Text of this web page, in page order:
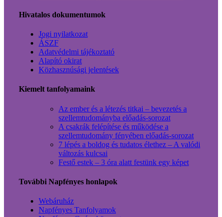
Hivatalos dokumentumok
Jogi nyilatkozat
ÁSZF
Adatvédelmi tájékoztató
Alapító okirat
Közhasznúsági jelentések
Kiemelt tanfolyamaink
Az ember és a létezés titkai – bevezetés a
szellemtudományba előadás-sorozat
A csakrák felépítése és működése a
szellemtudomány fényében előadás-sorozat
7 lépés a boldog és tudatos élethez – A valódi
változás kulcsai
Festő estek – 3 óra alatt festünk egy képet
További Napfényes honlapok
Webáruház
Napfényes Tanfolyamok